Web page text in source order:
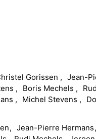
Gorissen Jean-
Boris Mechels
Michel Stevens
Jean-Pierre Hermans